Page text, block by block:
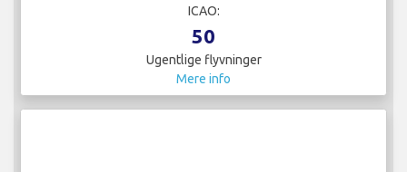
ICAO:
50
Ugentlige flyvninger
Mere info